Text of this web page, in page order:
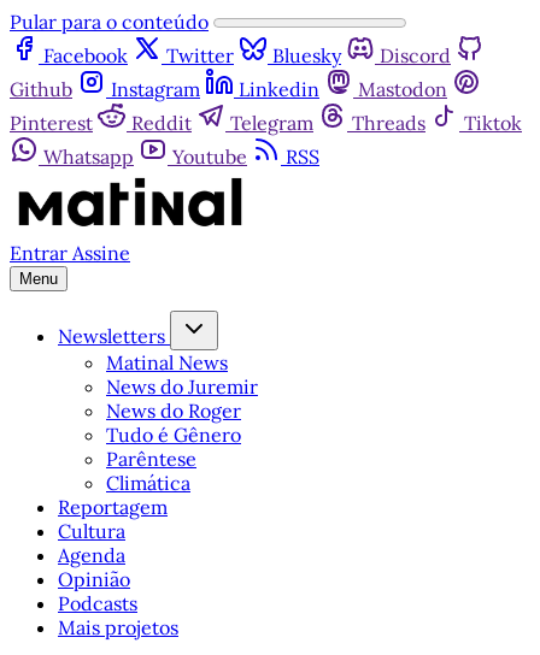
Pular para o conteúdo
Facebook
Twitter Bluesky
Discord
Github
Instagram Linkedin
Mastodon
Pinterest
Reddit Telegram Threads
Tiktok
Whatsapp
Youtube RSS
Entrar Assine
Menu
Newsletters
Matinal News
News do Juremir
News do Roger
Tudo é Gênero
Parêntese
Climática
Reportagem
Cultura
Agenda
Opinião
Podcasts
Mais projetos